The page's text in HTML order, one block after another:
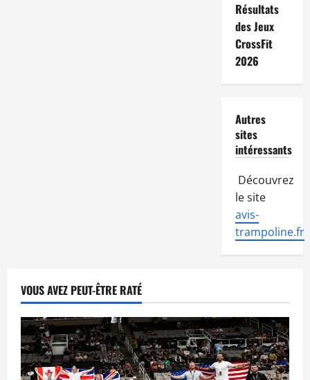
Résultats
des Jeux
CrossFit
2026
Autres
sites
intéressants
Découvrez
le site
avis-
trampoline.fr
VOUS AVEZ PEUT-ÊTRE RATÉ